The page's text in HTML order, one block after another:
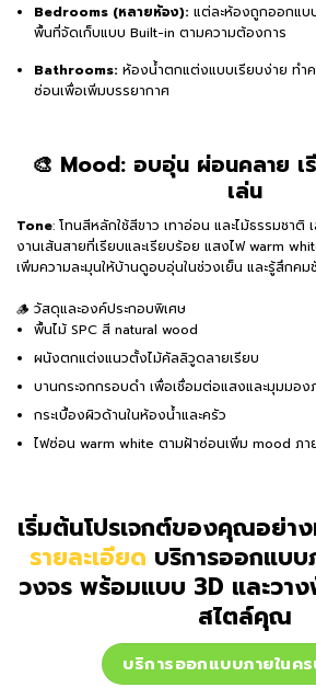
Bedrooms (หลายห้อง): แต่ละห้องถูกออกแ
พื้นที่จัดเก็บแบบ Built-in ตามความต้องการ
Bathrooms: ห้องน้ำตกแต่งแบบเรียบง่าย ทำ
ซ่อนเพื่อเพิ่มบรรยากาศ
🎨 Mood: อบอุ่น ผ่อนคลาย
เล่น
Tone: โทนสีหลักใช้สีขาว เทาอ่อน และไม้ธรรมชา
งานเส้นสายที่เรียบและเรียบร้อย แสงไฟ warm
เพิ่มความละมุนให้บ้านดูอบอุ่นในช่วงเย็น และรู้สึกค
🪵 วัสดุและองค์ประกอบพิเศษ
พื้นไม้ SPC สี natural wood
ผนังตกแต่งแนวตั้งไม้คัลลิวูดลายเรียบ
บานกระจกกรอบดำ เพื่อเชื่อมต่อแสงและมุมมอง
กระเบื้องผิวด้านในห้องน้ำและครัว
ไฟซ่อน warm white ตามฝ้าซ่อนเพิ่ม mood ภา
เริ่มต้นโปรเจกต์ของคุณอย่า
รายละเอียด บริการออกแบ
วงจร พร้อมแบบ 3D และวา
สไตล์คุณ
บริการออกแบบภายในค